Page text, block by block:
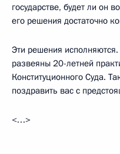
государстве, будет ли он
его решения достаточно
Эти решения
развеяны 20-летней
Конституционного Суда.
поздравить вас с
<…>